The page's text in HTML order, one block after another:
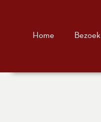
Home Bezoek